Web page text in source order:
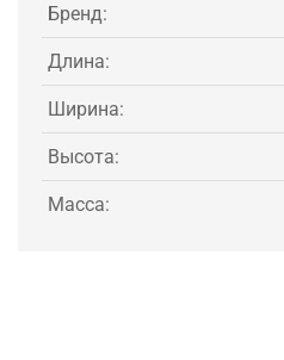
Бренд:
Длина:
Ширина:
Высота:
Масса: